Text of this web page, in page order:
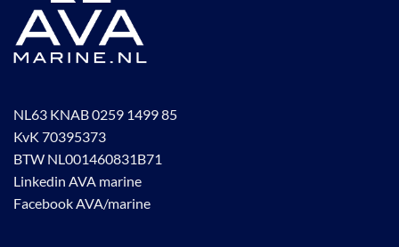
NL63 KNAB 0259 1499 85
KvK 70395373
BTW NL001460831B71
Linkedin AVA marine
Facebook AVA/marine